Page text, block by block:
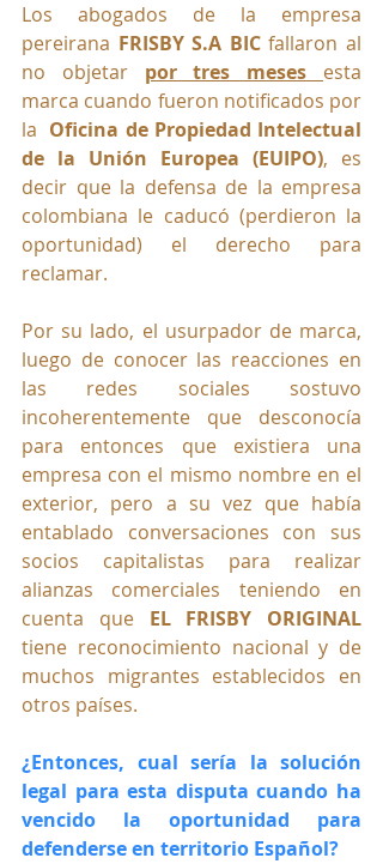
Los abogados de la empresa
pereirana FRISBY S.A BIC fallaron al
no objetar por tres meses esta
marca cuando fueron notificados por
la Oficina de Propiedad Intelectual
de la Unión Europea (EUIPO), es
decir que la defensa de la empresa
colombiana le caducó (perdieron la
oportunidad) el derecho para
reclamar.
Por su lado, el usurpador de marca,
luego de conocer las reacciones en
las redes sociales sostuvo
incoherentemente que desconocía
para entonces que existiera una
empresa con el mismo nombre en el
exterior, pero a su vez que había
entablado conversaciones con sus
socios capitalistas para realizar
alianzas comerciales teniendo en
cuenta que
tiene reconocimiento nacional y de
muchos migrantes establecidos en
otros países.
¿Entonces, cual sería la solución
legal para esta disputa cuando ha
vencido la oportunidad para
defenderse en territorio Español?